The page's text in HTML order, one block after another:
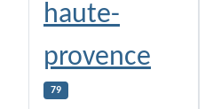
haute-
provence
79